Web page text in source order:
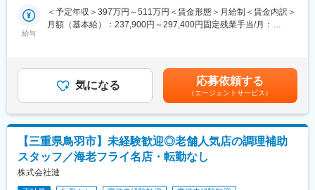
所前駅、中津川駅、高山駅、可児駅、津駅、四日市駅、近鉄四日
市駅、播磨駅、松阪駅、伊勢市駅、宇治山田駅、鳥羽駅、鈴鹿サ
駅、大阪阿部野橋駅、新大阪駅、西中島南方駅、十三駅、京橋駅
(大阪府)、鶴橋駅、谷町四丁目駅、天満橋駅、北浜駅(大阪府)、堺
筋本町駅、日本橋駅(大阪府)、肥後橋駅、阿波座駅、弁天町駅、大
正駅(大阪府)、新今宮駅、動物園前駅、天満駅、南森町駅、大阪天
満宮駅、野田駅(大阪環状線)、福島駅(大阪府・阪神線)、塚本駅、
東淀川駅、淡路駅、上新庄駅、吹田駅(東海道本線)、江坂駅、万博
記念公園駅、千里中央駅(北大阪急行)、豊中駅、蛍池駅、茨木駅、
茨木市駅、高槻駅、高槻市駅、枚方市駅、樟葉駅、寝屋川市駅、
守口市駅、門真市駅、八尾駅、近鉄八尾駅、荒本駅、布施駅、堺
◇ご対応いただく分野は「鉄板焼」「日本料理」のいずれかで
す。
■当ポジションの魅力：
【1：人財育成に注力】
◎社内コンクールやコンペティションも行い、施設の枠を超えた
透させるためにも、人財育成にはとくに力を注いでいます。
【2：直営レストランならではの多様な経験が積めるチャンス】
◎当社の大きな魅力は、「和・洋・中すべてが直営レストラン」
という点です。直営の強みを活かして、異なるジャンル同士がコ
ラボすることや、互いに教えあえる環境が整っています。
給与
＜予定年収＞397万円～511万円＜賃金形態＞月給制＜賃金内訳＞
月額（基本給）：237,900円～297,400円固定残業手当/月：
給与は、経験・能力を考慮の上決定します。■その他固定手当：厨
房手当（副料理長補佐以上は対象外）■昇給（給与更改）：年1回
（6月）■賞与：年2回（7、12月）※合計4.0ヶ月分+慰労一時金
（2025年度実績）賃金はあくまでも目安の金額であり、選考を通
じて上下する可能性があります。月給(月額)は固定手当を含めた表
記です。
気になる 応募依頼する
（エージェントサービス）
【三重県鳥羽市】未経験歓迎◎老舗人気店の調理補助
スタッフ／海老フライ名店・転勤なし
株式会社漣